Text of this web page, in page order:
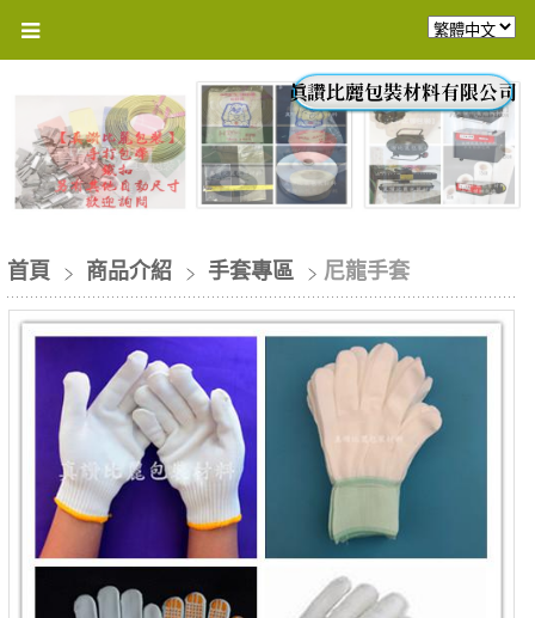
首頁 商品介紹 手套專區 尼龍手套